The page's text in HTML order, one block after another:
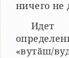
ничего не
Идет
«вутӑш/